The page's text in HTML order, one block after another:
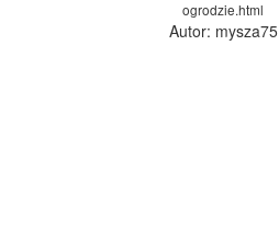
ogrodzie.html
Autor: mysza75